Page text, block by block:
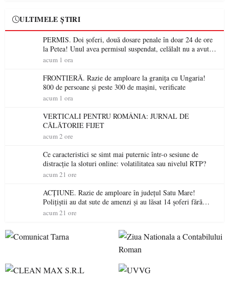
ULTIMELE ȘTIRI
PERMIS. Doi șoferi, două dosare penale în doar 24 de ore
la Petea! Unul avea permisul suspendat, celălalt nu a avut
niciodată permis
acum 1 ora
FRONTIERĂ. Razie de amploare la granița cu Ungaria!
800 de persoane și peste 300 de mașini, verificate
acum 1 ora
VERTICALI PENTRU ROMÂNIA: JURNAL DE
CĂLĂTORIE FIJET
acum 2 ore
Ce caracteristici se simt mai puternic într-o sesiune de
distracție la sloturi online: volatilitatea sau nivelul RTP?
acum 21 ore
ACȚIUNE. Razie de amploare în județul Satu Mare!
Polițiștii au dat sute de amenzi și au lăsat 14 șoferi fără
permis într-o singură zi
acum 21 ore